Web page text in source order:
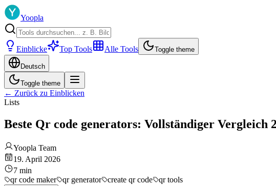
Yoopla
Einblicke Top Tools Alle Tools Toggle theme
Deutsch
Toggle theme
← Zurück zu Einblicken
Lists
Beste Qr code generators: Vollständiger Vergleich
Yoopla Team
19. April 2026
7 min
qr code maker
qr generator create qr code qr tools